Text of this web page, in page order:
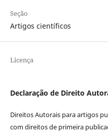
Seção
Artigos científicos
Licença
Declaração de Direito
Direitos Autorais para artigos
com direitos de primeira